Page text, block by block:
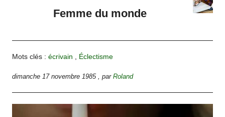
Femme du monde
Mots clés :écrivain Éclectisme
dimanche 17 novembre 1985 ,parRoland